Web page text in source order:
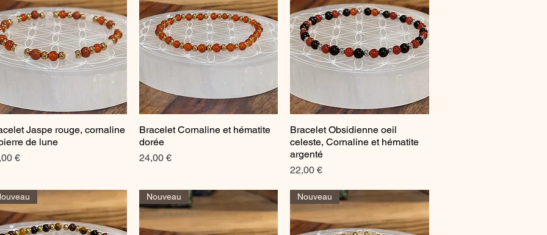
Aperçu rapide
Jaspe rouge, cornaline
de lune
€
Aperçu rapide
Bracelet Cornaline et hématite
dorée
Prix
24,00 €
Aperçu rapide
Bracelet Obsidienne oeil
celeste, Cornaline et hématite
argenté
Prix
22,00 €
Nouveau Nouveau